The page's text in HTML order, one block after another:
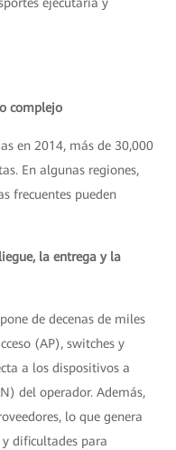
complejo
en 2014, más de 30,000
En algunas regiones,
frecuentes pueden
la entrega y la
de decenas de miles
(AP), switches y
a los dispositivos a
del operador. Además,
lo que genera
dificultades para